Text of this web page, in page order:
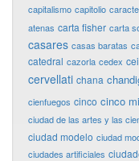
capitalismo capitolio
atenas carta fisher carta
casares casas baratas
catedral cazorla cedex
cervellati chana
cienfuegos cinco cinco
ciudad de las artes y las
ciudad modelo ciudad
ciudades artificiales